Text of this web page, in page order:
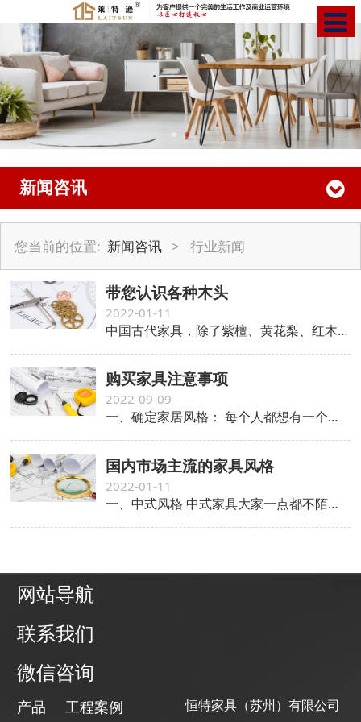
新闻咨讯
您当前的位置: 新闻咨讯 > 行业新闻
带您认识各种木头
2022-01-11
中国古代家具，除了紫檀、黄花梨、红木等名贵木材，民间家具采用更多的还是普通常见的材质，一般称之为柴木。其在我国古代文献中早有记载，如《墨子·备城门》：“以柴木土稍杜之。”《儿女英雄传》第四回：“原来是一溜串儿瞎子：前面一个拿着一枝柴木弦子，中间儿那个拿着个破八角皷儿。”
购买家具注意事项
2022-09-09
一、确定家居风格： 每个人都想有一个美好的家。但是“好看”这个词太宽泛了。怎么能算“好看”
国内市场主流的家具风格
2022-01-11
一、中式风格 中式家具大家一点都不陌生，小小的家具里蕴含着千年的文化传承，工艺和用料都是特别的考究，一般以硬木为材质，如鸡翅木、海南黄花梨、紫檀、非洲酸枝、沉香木等等珍稀名贵木材。图案多龙、凤、吉祥寓意的图案，精雕细琢、瑰丽奇巧的特点，集艺术、养生、收藏价值于一身。
网站导航
联系我们
微信咨询
产品
工程案例 恒特家具（苏州）有限公司